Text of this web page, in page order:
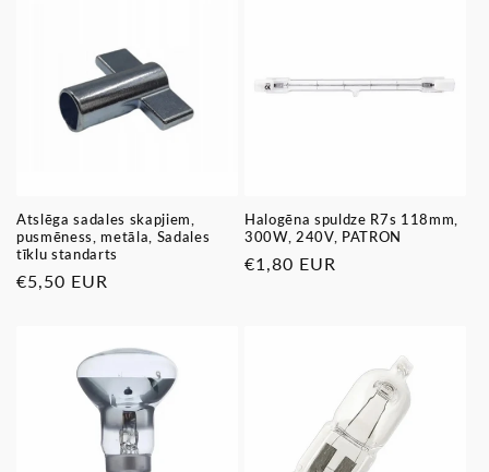
Atslēga sadales skapjiem,
pusmēness, metāla, Sadales
tīklu standarts
Parastā
€5,50 EUR
Halogēna spuldze R7s 118mm,
300W, 240V, PATRON
Parastā
€1,80 EUR